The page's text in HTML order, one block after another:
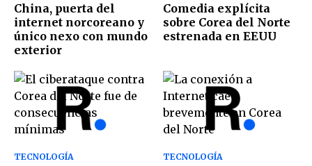
China, puerta del
internet norcoreano y
único nexo con mundo
exterior
Comedia explícita
sobre Corea del Norte
estrenada en EEUU
TECNOLOGÍA TECNOLOGÍA